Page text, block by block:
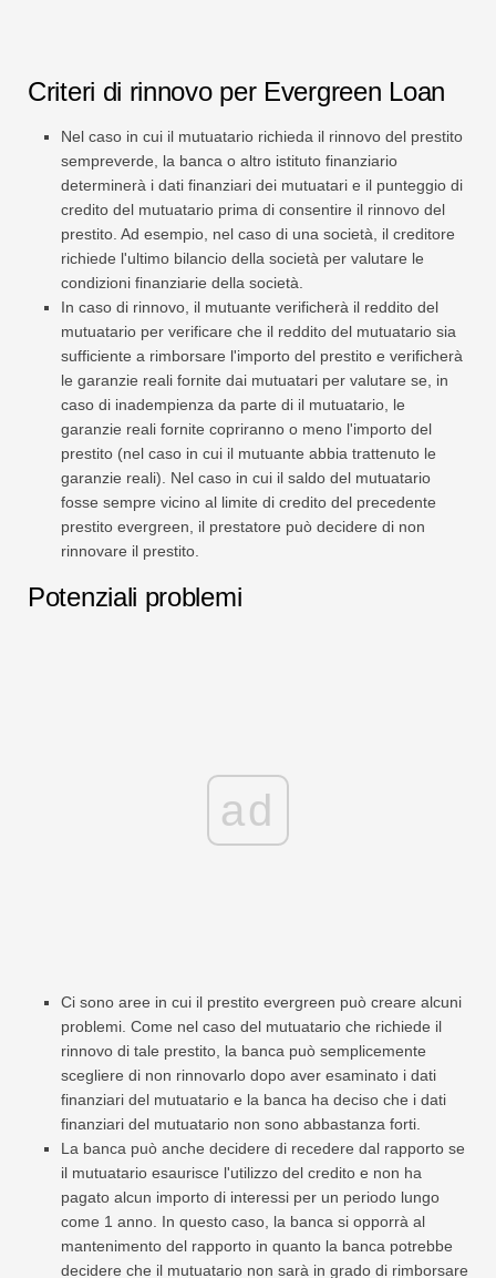
Criteri di rinnovo per Evergreen Loan
Nel caso in cui il mutuatario richieda il rinnovo del prestito
sempreverde, la banca o altro istituto finanziario
determinerà i dati finanziari dei mutuatari e il punteggio di
credito del mutuatario prima di consentire il rinnovo del
prestito. Ad esempio, nel caso di una società, il creditore
richiede l'ultimo bilancio della società per valutare le
condizioni finanziarie della società.
In caso di rinnovo, il mutuante verificherà il reddito del
mutuatario per verificare che il reddito del mutuatario sia
sufficiente a rimborsare l'importo del prestito e verificherà
le garanzie reali fornite dai mutuatari per valutare se, in
caso di inadempienza da parte di il mutuatario, le
garanzie reali fornite copriranno o meno l'importo del
prestito (nel caso in cui il mutuante abbia trattenuto le
garanzie reali). Nel caso in cui il saldo del mutuatario
fosse sempre vicino al limite di credito del precedente
prestito evergreen, il prestatore può decidere di non
rinnovare il prestito.
Potenziali problemi
ad
Ci sono aree in cui il prestito evergreen può creare alcuni
problemi. Come nel caso del mutuatario che richiede il
rinnovo di tale prestito, la banca può semplicemente
scegliere di non rinnovarlo dopo aver esaminato i dati
finanziari del mutuatario e la banca ha deciso che i dati
finanziari del mutuatario non sono abbastanza forti.
La banca può anche decidere di recedere dal rapporto se
il mutuatario esaurisce l'utilizzo del credito e non ha
pagato alcun importo di interessi per un periodo lungo
come 1 anno. In questo caso, la banca si opporrà al
mantenimento del rapporto in quanto la banca potrebbe
decidere che il mutuatario non sarà in grado di rimborsare